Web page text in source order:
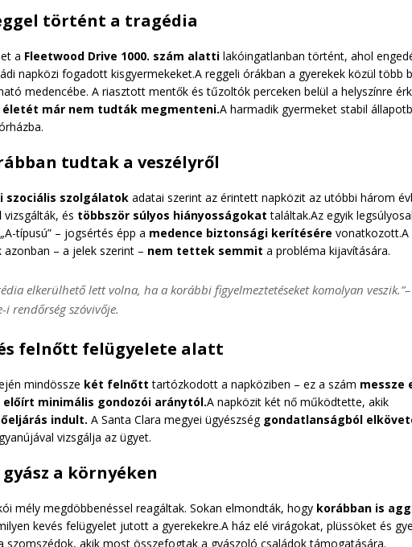
történt a tragédia
a Fleetwood Drive 1000. szám alatti lakóingatlanban történt, ahol
napközi fogadott kisgyermekeket.A reggeli órákban a gyerekek közül több
medencébe. A riasztott mentők és tűzoltók perceken belül a helyszínre
már nem tudták megmenteni.A harmadik gyermeket stabil
tudtak a veszélyről
szociális szolgálatok adatai szerint az érintett napközit az utóbbi három
vizsgálták, és többször súlyos hiányosságokat találtak.Az egyik
típusú” – jogsértés épp a medence biztonsági kerítésére vonatkozott.A
– a jelek szerint – nem tettek semmit a probléma kijavítására.
elkerülhető lett volna, ha a korábbi figyelmeztetéseket komolyan
i rendőrség szóvivője.
felnőtt felügyelete alatt
mindössze két felnőtt tartózkodott a napköziben – ez a szám messze
előírt minimális gondozói aránytól.A napközit két nő működtette, akik
indult. A Santa Clara megyei ügyészség gondatlanságból
gyanújával vizsgálja az ügyet.
gyász a környéken
mély megdöbbenéssel reagáltak. Sokan elmondták, hogy korábban is
kevés felügyelet jutott a gyerekekre.A ház elé virágokat, plüssöket és
szomszédok, akik most összefogtak a gyászoló családok támogatására.